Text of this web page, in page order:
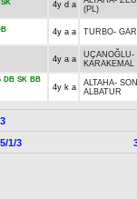
SK 4y d a
(PL)
4y a a TURBO-
4y a a UÇANOĞLU-
KARAKEMAL
DB SK BB
4y k a ALTAHA-
ALBATUR
3
5/1/3